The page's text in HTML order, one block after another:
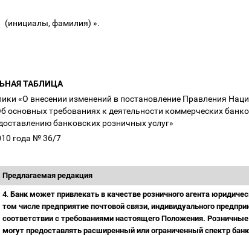
фамилия) ».
ТАБЛИЦА
«О внесении изменений в постановление Правления
требованиях к деятельности коммерческих
банковских розничных услуг»
года № 36/7
Предлагаемая редакция
4. Банк может привлекать в качестве розничного агента
том числе предприятие почтовой связи, индивидуального
соответствии с требованиями настоящего Положения.
могут предоставлять расширенный или ограниченный спектр